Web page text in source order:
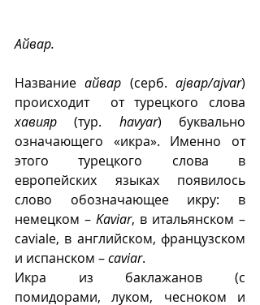
Айвар.
Название айвар (серб. ајвар/ajvar)
хавияр (тур. havyar) буквально
означающего «икра». Именно от
этого турецкого слова в
европейских языках появилось
слово обозначающее икру: в
немецком – Kaviar, в итальянском –
caviale, в английском, французском
и испанском – caviar.
Икра из баклажанов (с
помидорами, луком, чесноком и